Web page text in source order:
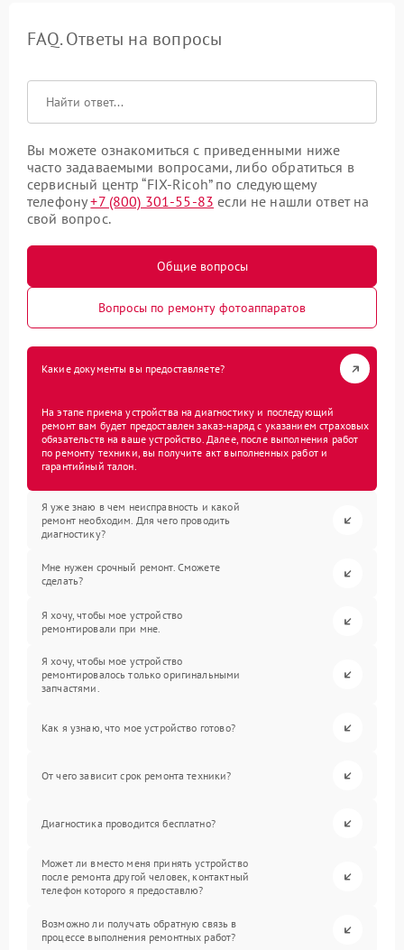
FAQ. Ответы на вопросы
Вы можете ознакомиться с приведенными ниже
часто задаваемыми вопросами, либо обратиться в
сервисный центр “FIX-Ricoh” по следующему
телефону+7 (800) 301-55-83 если не нашли ответ на
свой вопрос.
Общие вопросы
Вопросы по ремонту фотоаппаратов
Какие документы вы предоставляете?
На этапе приема устройства на диагностику и последующий
ремонт вам будет предоставлен заказ-наряд с указанием страховых
обязательств на ваше устройство. Далее, после выполнения работ
по ремонту техники, вы получите акт выполненных работ и
гарантийный талон.
Я уже знаю в чем неисправность и какой
ремонт необходим. Для чего проводить
диагностику?
Мне нужен срочный ремонт. Сможете
сделать?
Я хочу, чтобы мое устройство
ремонтировали при мне.
Я хочу, чтобы мое устройство
ремонтировалось только оригинальными
запчастями.
Как я узнаю, что мое устройство готово?
От чего зависит срок ремонта техники?
Диагностика проводится бесплатно?
Может ли вместо меня принять устройство
после ремонта другой человек, контактный
телефон которого я предоставлю?
Возможно ли получать обратную связь в
процессе выполнения ремонтных работ?